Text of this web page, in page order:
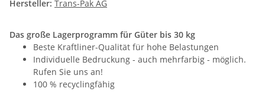
Hersteller: Trans-Pak AG
Das große Lagerprogramm für Güter bis 30 kg
Beste Kraftliner-Qualität für hohe Belastungen
Individuelle Bedruckung - auch mehrfarbig - möglich.
Rufen Sie uns an!
100 % recyclingfähig